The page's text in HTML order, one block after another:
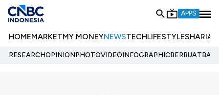
APPS
HOMEMARKETMY MONEYNEWSTECHLIFESTYLESHARIA
RESEARCHOPINIONPHOTOVIDEOINFOGRAPHIC